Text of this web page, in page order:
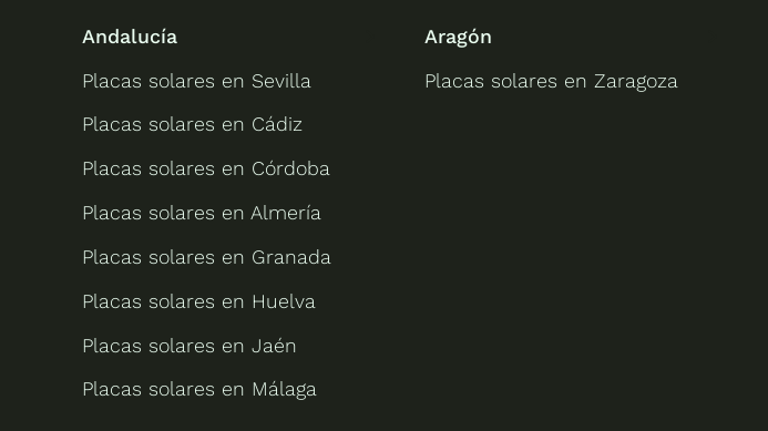
Andalucía
Placas solares en Sevilla
Placas solares en Cádiz
Placas solares en Córdoba
Placas solares en Almería
Placas solares en Granada
Placas solares en Huelva
Placas solares en Jaén
Placas solares en Málaga
Aragón
Placas solares en Zaragoza